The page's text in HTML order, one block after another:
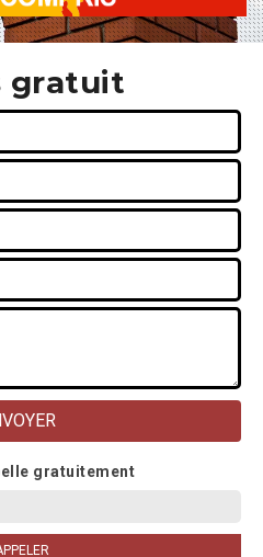
gratuit
gratuitement